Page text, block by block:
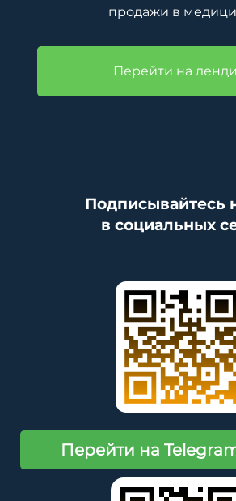
продажи в
Перейти на
Подписывайтесь
в социальных
Перейти на